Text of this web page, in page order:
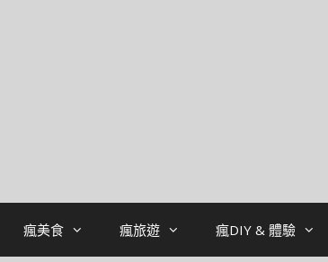
瘋美食 瘋旅遊 瘋DIY & 體驗